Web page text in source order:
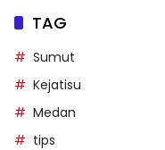
TAG
Sumut
Kejatisu
Medan
tips